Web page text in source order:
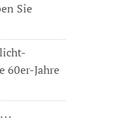
Sie
60er-Jahre
.